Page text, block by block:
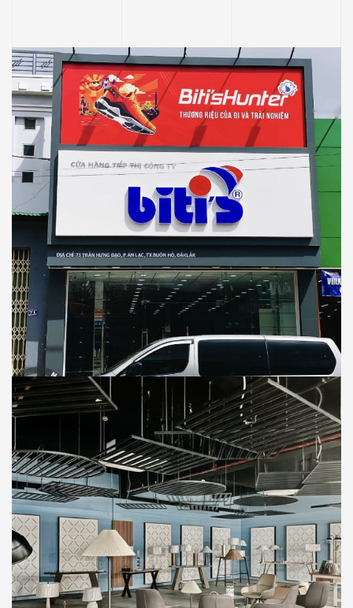
BITI’S SHOWROOM
Thi Công Showroom Cửa Hàng Biti’s Tại
Trần Hưng Đạo, Thị xã Buôn Hồ, Tỉnh Đắk
Lắk